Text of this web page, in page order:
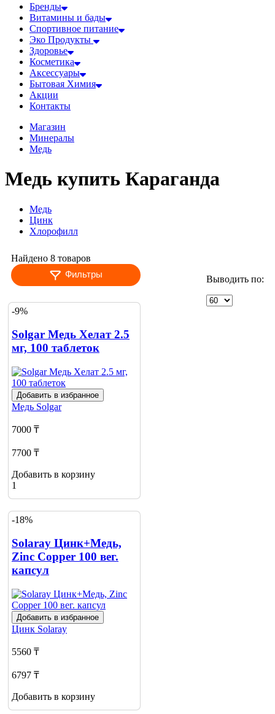
Бренды
Витамины и бады
Спортивное питание
Эко Продукты
Здоровье
Косметика
Аксессуары
Бытовая Химия
Акции
Контакты
Магазин
Минералы
Медь
Медь купить Караганда
Медь
Цинк
Хлорофилл
Найдено 8 товаров
Фильтры
Выводить по:
-9%
Solgar Медь Хелат 2.5
мг, 100 таблеток
Добавить в избранное
Медь Solgar
7000 ₸
7700 ₸
Добавить в корзину
1
-18%
Solaray Цинк+Медь,
Zinc Copper 100 вег.
капсул
Добавить в избранное
Цинк Solaray
5560 ₸
6797 ₸
Добавить в корзину